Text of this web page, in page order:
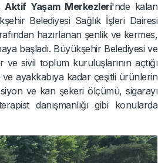
Aktif Yaşam Merkezleri'nde kalan
Belediyesi Sağlık İşleri Dairesi
hazırlanan şenlik ve kermes,
başladı. Büyükşehir Belediyesi ve
sivil toplum kuruluşlarının açtığı
ayakkabıya kadar çeşitli ürünlerin
ve kan şekeri ölçümü, sigarayı
danışmanlığı gibi konularda